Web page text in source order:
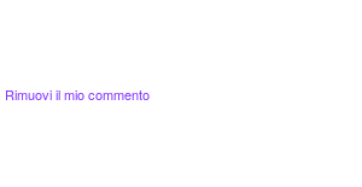
Rimuovi il mio commento